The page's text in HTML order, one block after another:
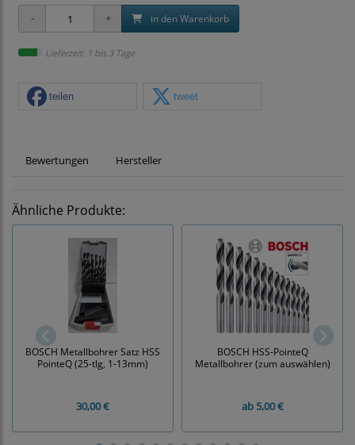
in den Warenkorb
Lieferzeit: 1 bis 3 Tage
teilen tweet
Bewertungen Hersteller
Ähnliche Produkte:
BOSCH Metallbohrer Satz HSS
PointeQ (25-tlg, 1-13mm)
30,00 €
BOSCH HSS-PointeQ
Metallbohrer (zum auswählen)
ab5,00 €